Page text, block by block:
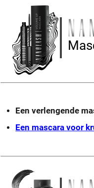
Een verlengende
Een mascara voor